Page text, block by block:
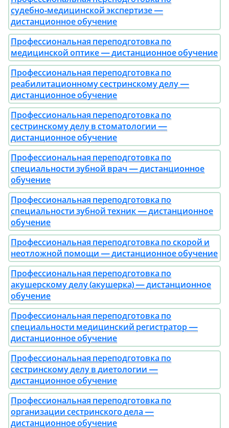
судебно‑медицинской экспертизе —
дистанционное обучение
Профессиональная переподготовка по
медицинской оптике — дистанционное обучение
Профессиональная переподготовка по
реабилитационному сестринскому делу —
дистанционное обучение
Профессиональная переподготовка по
сестринскому делу в стоматологии —
дистанционное обучение
Профессиональная переподготовка по
специальности зубной врач — дистанционное
обучение
Профессиональная переподготовка по
специальности зубной техник — дистанционное
обучение
Профессиональная переподготовка по скорой и
неотложной помощи — дистанционное обучение
Профессиональная переподготовка по
акушерскому делу (акушерка) — дистанционное
обучение
Профессиональная переподготовка по
специальности медицинский регистратор —
дистанционное обучение
Профессиональная переподготовка по
сестринскому делу в диетологии —
дистанционное обучение
Профессиональная переподготовка по
организации сестринского дела —
дистанционное обучение